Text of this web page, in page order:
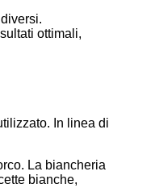
ottimali,
In linea di
La biancheria
bianche,